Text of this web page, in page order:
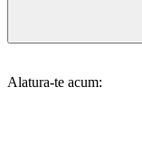
Alatura-te acum: